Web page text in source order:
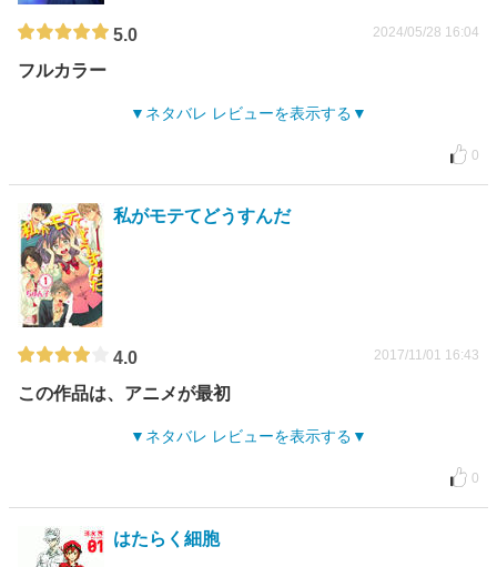
5.0 2024/05/28 16:04
フルカラー
ネタバレ レビューを表示する
0
私がモテてどうすんだ
4.0 2017/11/01 16:43
この作品は、アニメが最初
ネタバレ レビューを表示する
0
はたらく細胞